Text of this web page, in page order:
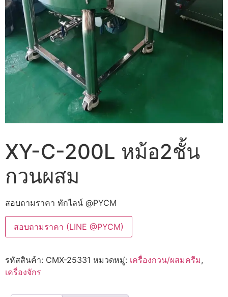
XY-C-200L หม้อ2ชั้น
กวนผสม
สอบถามราคา ทักไลน์ @PYCM
สอบถามราคา (LINE @PYCM)
รหัสสินค้า: CMX-25331 หมวดหมู่: เครื่องกวน/ผสมครีม,
เครื่องจักร